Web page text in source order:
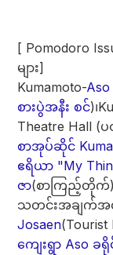
[ Pomodoro
များ]
Kumamoto-
စားပွဲအနီး စင်)၊
Theatre Hall
စာအုပ်ဆိုင်
ဧရိယာ "My
ဇာ(စာကြည့်တိုက်)
သတင်းအချက်အ
Josaen(Tourist
ကျေးရွာ Aso ခ